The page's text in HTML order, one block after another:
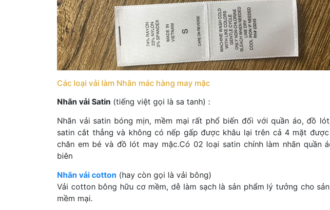
Các loại vải làm Nhãn mác hàng may mặc
Nhãn vải Satin (tiếng việt gọi là sa tanh) :
Nhãn vải satin bóng mịn, mềm mại rất phổ biến đối với quần áo, đồ
satin cắt thẳng và không có nếp gấp được khâu lại trên cả 4 mặt
chăn em bé và đồ lót may mặc.Có 02 loại satin chính làm nhãn quần
biên
Nhãn vải cotton (hay còn gọi là vải bông)
Vải cotton bông hữu cơ mềm, dễ làm sạch là sản phẩm lý tưởng cho
mềm mại.